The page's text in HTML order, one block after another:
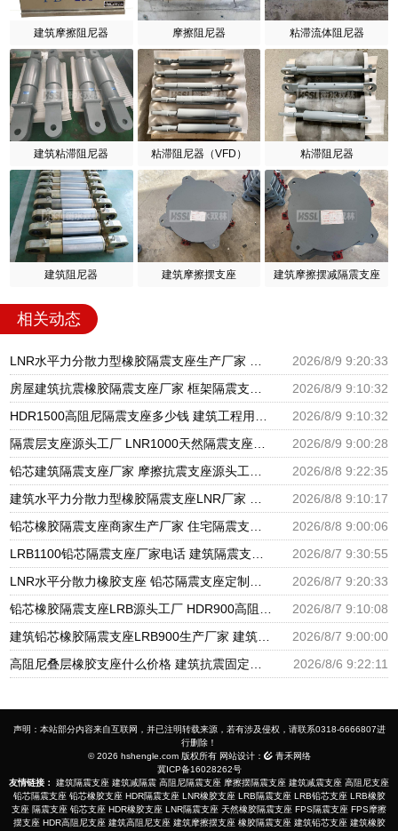
建筑摩擦阻尼器 摩擦阻尼器 粘滞流体阻尼器
建筑粘滞阻尼器 粘滞阻尼器（VFD） 粘滞阻尼器
建筑阻尼器 建筑摩擦摆支座 建筑摩擦摆减隔震支座
相关动态
2026/8/9 9:20:33
2026/8/9 9:10:32
2026/8/9 9:10:32
2026/8/9 9:00:28
2026/8/8 9:22:35
2026/8/8 9:10:17
2026/8/8 9:00:06
2026/8/7 9:30:55
2026/8/7 9:20:33
2026/8/7 9:10:08
2026/8/7 9:00:00
2026/8/6 9:22:11
声明：本站部分内容来自互联网，并已注明转载来源，若有涉及侵权，请联系0318-6666807进
行删除！
© 2026 hshengle.com 版权所有 网站设计：
青禾网络
冀ICP备16028262号
友情链接：
建筑隔震支座 建筑减隔震 高阻尼隔震支座 摩擦摆隔震支座 建筑减震支座 高阻尼支座
铅芯隔震支座 铅芯橡胶支座 HDR隔震支座 LNR橡胶支座 LRB隔震支座 LRB铅芯支座 LRB橡胶
支座 隔震支座 铅芯支座 HDR橡胶支座 LNR隔震支座 天然橡胶隔震支座 FPS隔震支座 FPS摩擦
摆支座 HDR高阻尼支座 建筑高阻尼支座 建筑摩擦摆支座 橡胶隔震支座 建筑铅芯支座 建筑橡胶